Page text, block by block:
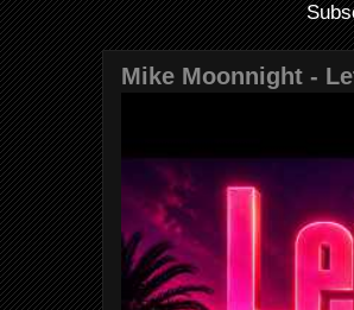
Mike Moonnight -